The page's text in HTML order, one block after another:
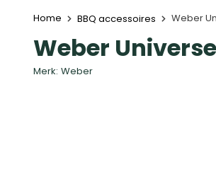
Home BBQ accessoires Weber
Weber
Merk: Weber